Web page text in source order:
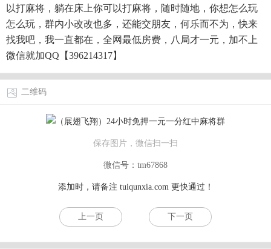
以打麻将，躺在床上你可以打麻将，随时随地，你想怎么玩
怎么玩，群内小改改也多，还能交朋友，何乐而不为，快来
找我吧，我一直都在，全网最低房费，八局才一元，加不上
微信就加QQ【396214317】
二维码
保存图片，微信扫一扫
微信号：tm67868
添加时，请备注 tuiqunxia.com更快通过！
上一页 下一页